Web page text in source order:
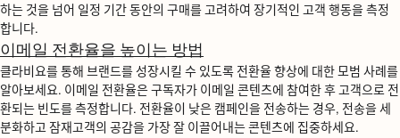
하는 것을 넘어 일정 기간 동안의 구매를 고려하여 장기적인 고객 행동을 측정
합니다.
이메일 전환율을 높이는 방법
클라비요를 통해 브랜드를 성장시킬 수 있도록 전환율 향상에 대한 모범 사례를
알아보세요. 이메일 전환율은 구독자가 이메일 콘텐츠에 참여한 후 고객으로 전
환되는 빈도를 측정합니다. 전환율이 낮은 캠페인을 전송하는 경우, 전송을 세
분화하고 잠재고객의 공감을 가장 잘 이끌어내는 콘텐츠에 집중하세요.